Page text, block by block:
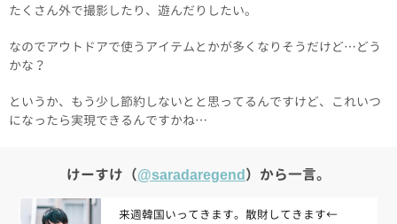
たくさん外で撮影したり、遊んだりしたい。
なのでアウトドアで使うアイテムとかが多くなりそうだけど…どう
かな？
というか、もう少し節約しないとと思ってるんですけど、これいつ
になったら実現できるんですかね…
けーすけ（@saradaregend）から一言。
来週韓国いってきます。散財してきます←